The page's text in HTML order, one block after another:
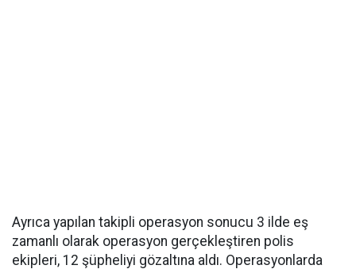
Ayrıca yapılan takipli operasyon sonucu 3 ilde eş
zamanlı olarak operasyon gerçekleştiren polis
ekipleri, 12 şüpheliyi gözaltına aldı. Operasyonlarda